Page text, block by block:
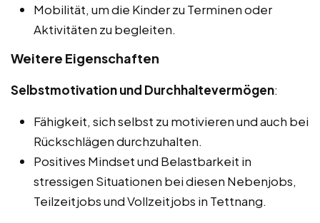
Mobilität, um die Kinder zu Terminen oder
Aktivitäten zu begleiten.
Weitere Eigenschaften
Selbstmotivation und Durchhaltevermögen:
Fähigkeit, sich selbst zu motivieren und auch bei
Rückschlägen durchzuhalten.
Positives Mindset und Belastbarkeit in
stressigen Situationen bei diesen Nebenjobs,
Teilzeitjobs und Vollzeitjobs in Tettnang.